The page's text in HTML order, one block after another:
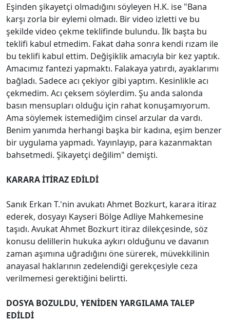
Eşinden şikayetçi olmadığını söyleyen H.K. ise "Bana
karşı zorla bir eylemi olmadı. Bir video izletti ve bu
şekilde video çekme teklifinde bulundu. İlk başta bu
teklifi kabul etmedim. Fakat daha sonra kendi rızam ile
bu teklifi kabul ettim. Değişiklik amacıyla bir kez yaptık.
Amacımız fantezi yapmaktı. Falakaya yatırdı, ayaklarımı
bağladı. Sadece acı çekiyor gibi yaptım. Kesinlikle acı
çekmedim. Acı çeksem söylerdim. Şu anda salonda
basın mensupları olduğu için rahat konuşamıyorum.
Ama söylemek istemediğim cinsel arzular da vardı.
Benim yanımda herhangi başka bir kadına, eşim benzer
bir uygulama yapmadı. Yayınlayıp, para kazanmaktan
bahsetmedi. Şikayetçi değilim" demişti.
KARARA İTİRAZ EDİLDİ
Sanık Erkan T.'nin avukatı Ahmet Bozkurt, karara itiraz
ederek, dosyayı Kayseri Bölge Adliye Mahkemesine
taşıdı. Avukat Ahmet Bozkurt itiraz dilekçesinde, söz
konusu delillerin hukuka aykırı olduğunu ve davanın
zaman aşımına uğradığını öne sürerek, müvekkilinin
anayasal haklarının zedelendiği gerekçesiyle ceza
verilmemesi gerektiğini belirtti.
DOSYA BOZULDU, YENİDEN YARGILAMA TALEP
EDİLDİ